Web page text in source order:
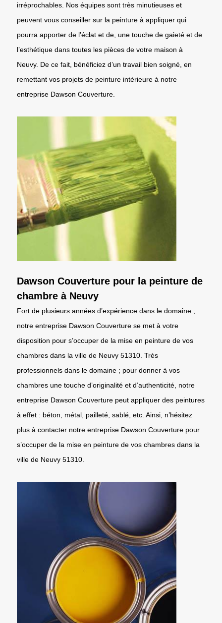
irréprochables. Nos équipes sont très minutieuses et
peuvent vous conseiller sur la peinture à appliquer qui
pourra apporter de l’éclat et de, une touche de gaieté et de
l’esthétique dans toutes les pièces de votre maison à
Neuvy. De ce fait, bénéficiez d’un travail bien soigné, en
remettant vos projets de peinture intérieure à notre
entreprise Dawson Couverture.
Dawson Couverture pour la peinture de
chambre à Neuvy
Fort de plusieurs années d’expérience dans le domaine ;
notre entreprise Dawson Couverture se met à votre
disposition pour s’occuper de la mise en peinture de vos
chambres dans la ville de Neuvy 51310. Très
professionnels dans le domaine ; pour donner à vos
chambres une touche d’originalité et d’authenticité, notre
entreprise Dawson Couverture peut appliquer des peintures
à effet : béton, métal, pailleté, sablé, etc. Ainsi, n’hésitez
plus à contacter notre entreprise Dawson Couverture pour
s’occuper de la mise en peinture de vos chambres dans la
ville de Neuvy 51310.